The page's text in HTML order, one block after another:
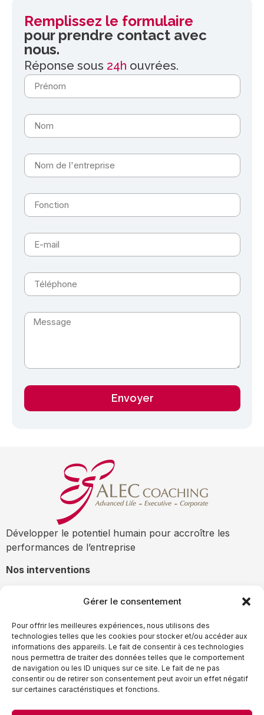
Gérer le consentement
Pour offrir les meilleures expériences, nous utilisons des
technologies telles que les cookies pour stocker et/ou accéder aux
informations des appareils. Le fait de consentir à ces technologies
nous permettra de traiter des données telles que le comportement
de navigation ou les ID uniques sur ce site. Le fait de ne pas
consentir ou de retirer son consentement peut avoir un effet négatif
sur certaines caractéristiques et fonctions.
Remplissez le formulaire
pour prendre contact avec
nous.
Réponse sous 24h ouvrées.
Envoyer
Développer le potentiel humain pour accroître les
performances de l’entreprise
Nos interventions
Développement des équipes
Développement des organisations
Formation / Co-développement
Liens utiles
L'équipe